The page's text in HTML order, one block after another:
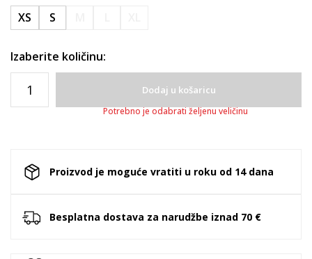
XS S
Izaberite količinu:
Dodaj u košaricu
Potrebno je odabrati željenu veličinu
Proizvod je moguće vratiti u roku od 14 dana
Besplatna dostava za narudžbe iznad 70 €